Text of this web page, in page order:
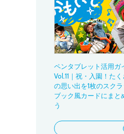
ペンタブレット活用ガ
Vol.11｜祝・入園！た
の思い出を1枚のスク
ブック風カードにまと
う